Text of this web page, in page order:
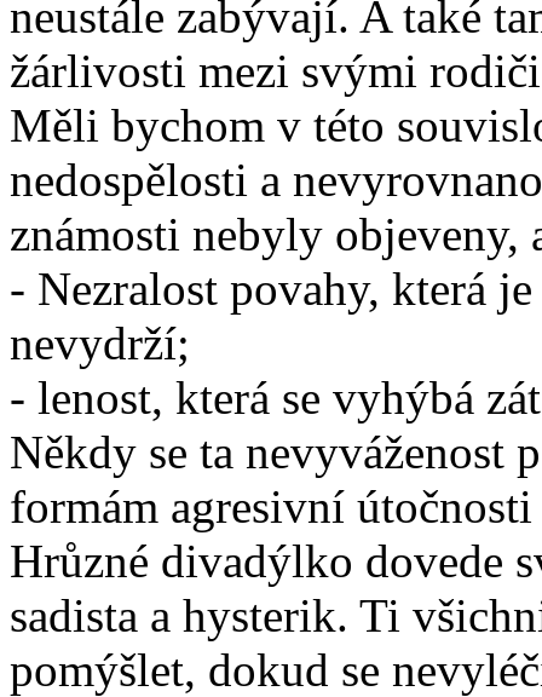
neustále zabývají. A také
žárlivosti mezi svými
Měli bychom v této
nedospělosti a
známosti nebyly
- Nezralost povahy, která
nevydrží;
- lenost, která se vyhýbá
Někdy se ta nevyváženost
formám agresivní
Hrůzné divadýlko dovede
sadista a hysterik. Ti
pomýšlet, dokud se